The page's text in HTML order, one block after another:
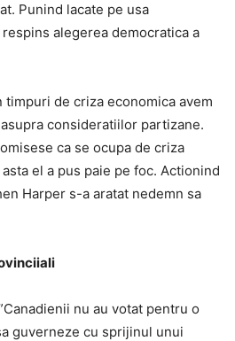
Punind lacate pe usa
alegerea democratica a
timpuri de criza economica avem
consideratiilor partizane.
ca se ocupa de criza
el a pus paie pe foc. Actionind
Harper s-a aratat nedemn sa
nu au votat pentru o
guverneze cu sprijinul unui